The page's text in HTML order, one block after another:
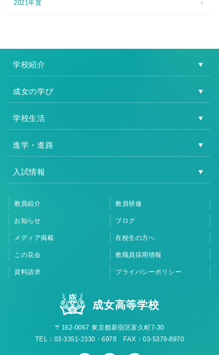
2021年度
学校紹介
成女の学び
学校生活
進学・進路
入試情報
教員紹介 教員研修
お知らせ ブログ
メディア掲載 在校生の方へ
この花会 教職員採用情報
資料請求 プライバシーポリシー
成女高等学校
〒162-0067 東京都新宿区富久町7-30
TEL：03-3351-2330・6978 FAX：03-5379-8970